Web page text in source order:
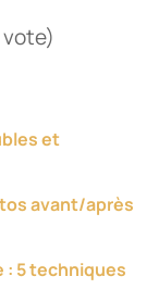
vote)
et
avant/après
: 5 techniques